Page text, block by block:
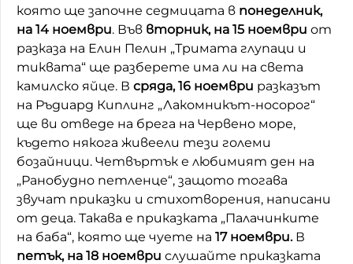
Домашен любимец
Питаме Ви
До ре ми
която ще започне седмицата в понеделник,
на 14 ноември. Във вторник, на 15 ноември от
разказа на Елин Пелин „Тримата глупаци и
тиквата“ ще разберете има ли на света
камилско яйце. В сряда, 16 ноември разказът
на Ръдиард Киплинг „Лакомникът-носорог“
ще ви отведе на брега на Червено море,
където някога живеели тези големи
бозайници. Четвъртък е любимият ден на
„Ранобудно петленце“, защото тогава
звучат приказки и стихотворения, написани
от деца. Такава е приказката „Палачинките
на баба“, която ще чуете на 17 ноември.В
петък, на 18 ноември слушайте приказката